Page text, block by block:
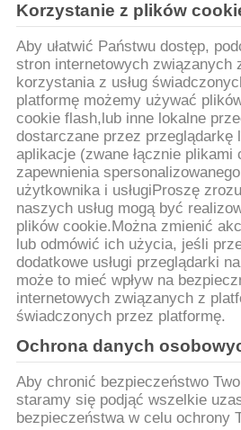
POPROSIĆ
O
WYCENĘ
SITEMAP
POLITYKA
PRYWATNOŚCI
Korzystanie z plików
Aby ułatwić Państwu dostęp,
stron internetowych związanych
korzystania z usług
platformę możemy używać
cookie flash,lub inne lokalne
dostarczane przez przeglądarkę
aplikacje (zwane łącznie plikami
zapewnienia
użytkownika i usługiProszę
naszych usług mogą być
plików cookie.Można zmienić
lub odmówić ich użycia, jeśli
dodatkowe usługi przeglądarki
może to mieć wpływ na
internetowych związanych z
świadczonych przez platformę.
Ochrona danych
Aby chronić bezpieczeństwo
staramy się podjąć wszelkie
bezpieczeństwa w celu ochrony